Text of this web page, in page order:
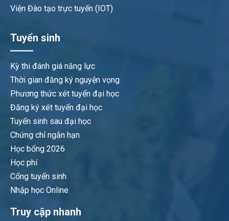
Viện Đào tạo trực tuyến (IOT)
Tuyển sinh
Kỳ thi đánh giá năng lực
Thời gian đăng ký nguyện vọng
Phương thức xét tuyển đại học
Đăng ký xét tuyển đại học
Tuyển sinh sau đại học
Chứng chỉ ngắn hạn
Học bổng 2026
Học phí
Cổng tuyển sinh
Nhập học Online
Truy cập nhanh